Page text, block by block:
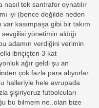
tek santrafor oynatılır
iyi (bence değilde neden
kasımpaşa gibi bir takım
yönetimin aldığı
adamın verdiğini verimin
ibriçiçten 3 kat
ağır geldi şu an
çok fazla para alıyorlar
halleriyle hele avrupada
şişiriyoruz futbolcuları
bu bilmem ne..olan bize